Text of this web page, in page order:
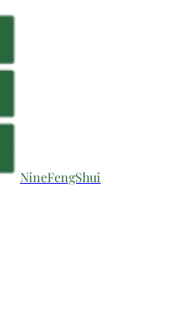
NineFengShui